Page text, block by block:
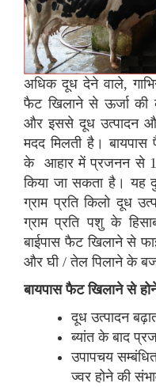
अधिक दूध देने वाले,
फैट खिलाने से ऊर्जा की
और इससे दूध उत्पादन
मदद मिलती है।
के आहार में प्रजनन से
किया जा सकता है।
ग्राम प्रति किलो दूध
ग्राम प्रति पशु के
बाईपास फैट खिलाने से
और घी / तेल पिलाने के
बायपास फैट खिलाने से
दूध उत्पादन
ब्यांत के बाद
उपापचय
ज्वर होने की